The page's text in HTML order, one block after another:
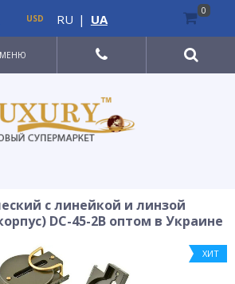
МЕНЮ
с линейкой и линзой
DC-45-2B оптом в Украине
ХИТ
USD RU | UA
0